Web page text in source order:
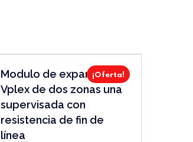
¡Oferta!
Modulo de expansión
Vplex de dos zonas una
supervisada con
resistencia de fin de
línea